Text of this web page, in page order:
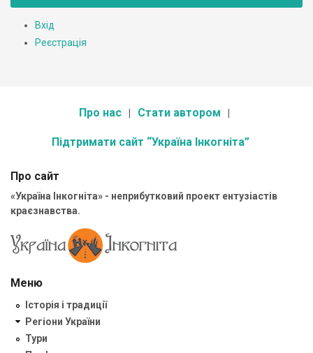
Вхід
Реєстрація
Про нас Стати автором
Підтримати сайт “Україна Інкогніта”
Про сайт
«Україна Інкогніта» - неприбутковий проект ентузіастів
краєзнавства.
Меню
Історія і традиції
Регіони України
Тури